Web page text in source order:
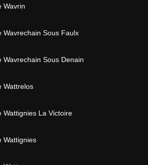
Wavrin
Wavrechain Sous Faulx
Wavrechain Sous Denain
Wattrelos
Wattignies La Victoire
Wattignies